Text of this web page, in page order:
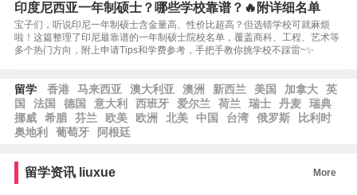
印度尼西亚一年制硕士？哪些学校靠谱？🔥附详细名单
宝子们，听说印尼一年制硕士含金量高、性价比超高？但选错学校可就麻烦
啦！这篇整理了印尼最靠谱的一年制硕士院校名单，覆盖商科、工程、艺术等
多个热门方向，附上申请Tips和学费参考，手把手教你挑学校不踩雷~✨
留学 香港 马来西亚 澳大利亚 澳洲 新西兰 美国 加拿大
英
国
法国 德国 意大利 西班牙 爱尔兰 荷兰 瑞士 丹麦
瑞典
挪威
希腊 芬兰 欧美 欧洲 北美 中国 台湾 俄罗斯
比利时
奥地利
葡萄牙 阿根廷
留学资讯 liuxue More